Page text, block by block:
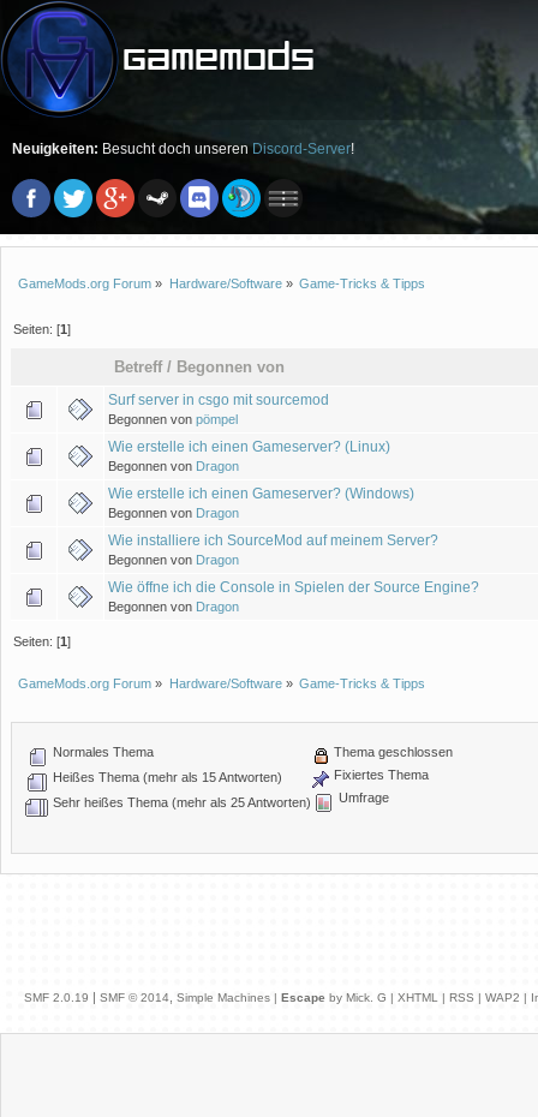
Neuigkeiten: Besucht doch unserenDiscord-Server!
GameMods.org Forum » Hardware/Software» Game-Tricks & Tipps
Seiten: [1]
Betreff/ Begonnen von
Surf server in csgo mit sourcemod
Begonnen von pömpel
Wie erstelle ich einen Gameserver? (Linux)
Begonnen von Dragon
Wie erstelle ich einen Gameserver? (Windows)
Begonnen von Dragon
Wie installiere ich SourceMod auf meinem Server?
Begonnen von Dragon
Wie öffne ich die Console in Spielen der Source Engine?
Begonnen von Dragon
Seiten: [1]
GameMods.org Forum » Hardware/Software» Game-Tricks & Tipps
Normales Thema
Heißes Thema (mehr als 15 Antworten)
Sehr heißes Thema (mehr als 25 Antworten)
Thema geschlossen
Fixiertes Thema
Umfrage
SMF 2.0.19 | SMF © 2014 Simple Machines | Escape by Mick. G | XHTML | RSS | WAP2 |